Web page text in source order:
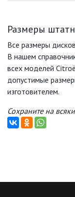
Размеры
Все размеры
В нашем
всех моделей
допустимые
изготовителем.
Сохраните на